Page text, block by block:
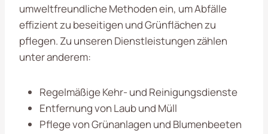
umweltfreundliche Methoden ein, um Abfälle
effizient zu beseitigen und Grünflächen zu
pflegen. Zu unseren Dienstleistungen zählen
unter anderem:
Regelmäßige Kehr- und Reinigungsdienste
Entfernung von Laub und Müll
Pflege von Grünanlagen und Blumenbeeten